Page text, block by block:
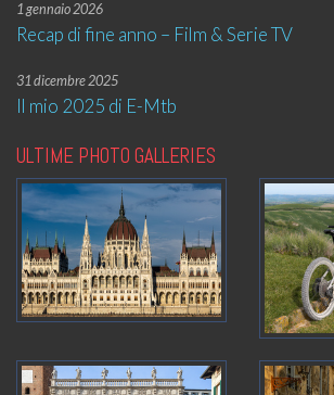
1 gennaio 2026
Recap di fine anno – Film & Serie TV
31 dicembre 2025
Il mio 2025 di E-Mtb
ULTIME PHOTO GALLERIES